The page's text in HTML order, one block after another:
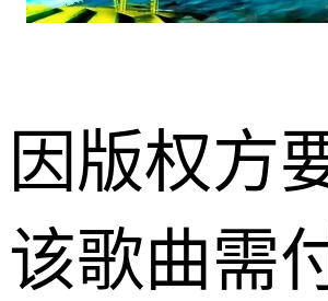
因版权方
该歌曲需